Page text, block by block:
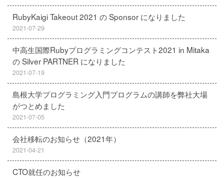
RubyKaigi Takeout 2021 の Sponsor になりました
2021-07-29
中高生国際Rubyプログラミングコンテスト2021 in Mitaka
の Silver PARTNER になりました
2021-07-19
島根大学プログラミング入門プログラムの講師を弊社大場
がつとめました
2021-07-05
会社移転のお知らせ（2021年）
2021-04-21
CTO就任のお知らせ